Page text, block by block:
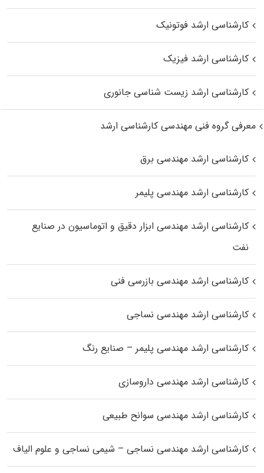
کارشناسی ارشد فوتونیک
کارشناسی ارشد فیزیک
کارشناسی ارشد زیست‌ شناسی جانوری
معرفی گروه فنی مهندسی کارشناسی ارشد
کارشناسی ارشد مهندسی برق
کارشناسی ارشد مهندسی پلیمر
کارشناسی ارشد مهندسی ابزار دقیق و اتوماسیون در صنایع
نفت
کارشناسی ارشد مهندسی بازرسی فنی
کارشناسی ارشد مهندسی نساجی
کارشناسی ارشد مهندسی پلیمر – صنایع رنگ
کارشناسی ارشد مهندسی داروسازی
کارشناسی ارشد مهندسی سوانح طبیعی
کارشناسی ارشد مهندسی نساجی – شیمی نساجی و علوم الیاف